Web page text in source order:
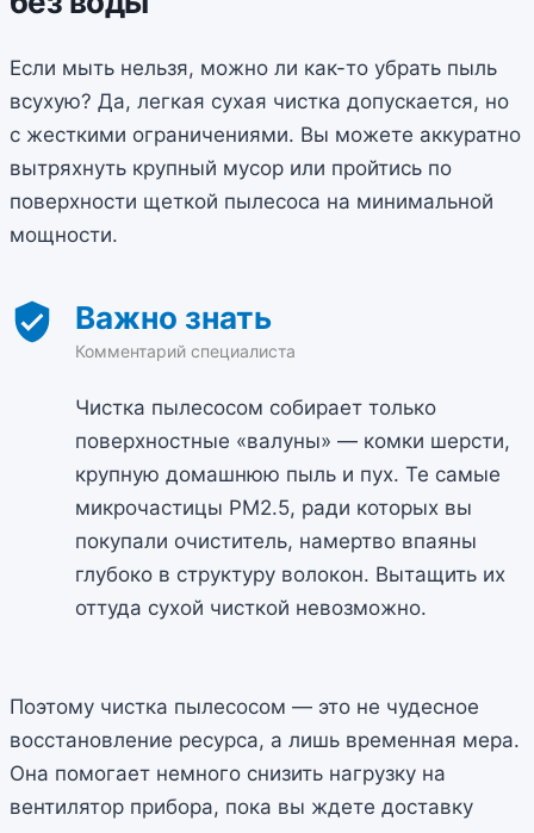
Если мыть нельзя, можно ли как-то убрать пыль
всухую? Да, легкая сухая чистка допускается, но
с жесткими ограничениями. Вы можете аккуратно
вытряхнуть крупный мусор или пройтись по
поверхности щеткой пылесоса на минимальной
мощности.
Чистка пылесосом собирает только
поверхностные «валуны» — комки шерсти,
крупную домашнюю пыль и пух. Те самые
микрочастицы PM2.5, ради которых вы
покупали очиститель, намертво впаяны
глубоко в структуру волокон. Вытащить их
оттуда сухой чисткой невозможно.
Поэтому чистка пылесосом — это не чудесное
восстановление ресурса, а лишь временная мера.
Она помогает немного снизить нагрузку на
вентилятор прибора, пока вы ждете доставку